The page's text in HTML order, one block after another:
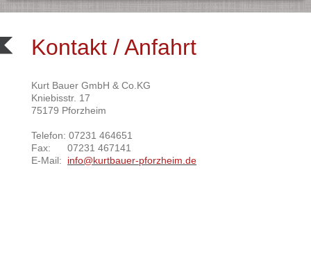
Kontakt / Anfahrt
Kurt Bauer GmbH & Co.KG
Kniebisstr. 17
75179 Pforzheim
Telefon: 07231 464651
Fax: 07231 467141
E-Mail: info@kurtbauer-pforzheim.de